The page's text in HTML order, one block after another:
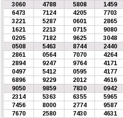
3060
4788 5808 1459
6473
7124 4205 7703
3221
5287 0601 2865
1621
2213 0715 9080
0205
7182 9625 3048
0508
5463 8744 2440
2861
0564 7070 4264
2894
9247 9764 4171
0497
5412 0595 4177
6896
9229 2012 4616
9050
9859 7830 0942
2314
5363 6355 5965
7456
8000 2774 9587
7670
2580 7430 4631